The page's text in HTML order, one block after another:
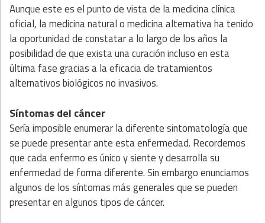
Aunque este es el punto de vista de la medicina clínica
oficial, la medicina natural o medicina alternativa ha tenido
la oportunidad de constatar a lo largo de los años la
posibilidad de que exista una curación incluso en esta
última fase gracias a la eficacia de tratamientos
alternativos biológicos no invasivos.
Síntomas del cáncer
Sería imposible enumerar la diferente sintomatología que
se puede presentar ante esta enfermedad. Recordemos
que cada enfermo es único y siente y desarrolla su
enfermedad de forma diferente. Sin embargo enunciamos
algunos de los síntomas más generales que se pueden
presentar en algunos tipos de cáncer.